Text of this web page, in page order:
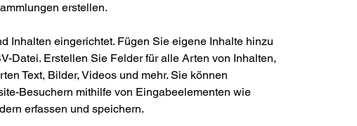
erstellen.
Inhalten eingerichtet. Fügen Sie eigene Inhalte hinzu
Datei. Erstellen Sie Felder für alle Arten von Inhalten,
Text, Bilder, Videos und mehr. Sie können
Besuchern mithilfe von Eingabeelementen wie
erfassen und speichern.